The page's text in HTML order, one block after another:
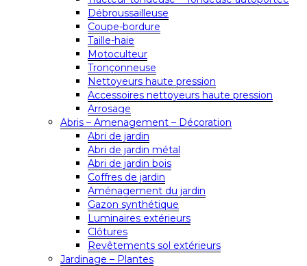
Débroussailleuse
Coupe-bordure
Taille-haie
Motoculteur
Tronçonneuse
Nettoyeurs haute pression
Accessoires nettoyeurs haute pression
Arrosage
Abris – Amenagement – Décoration
Abri de jardin
Abri de jardin métal
Abri de jardin bois
Coffres de jardin
Aménagement du jardin
Gazon synthétique
Luminaires extérieurs
Clôtures
Revêtements sol extérieurs
Jardinage – Plantes